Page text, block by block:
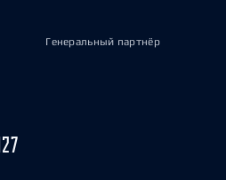
Генеральный партнёр